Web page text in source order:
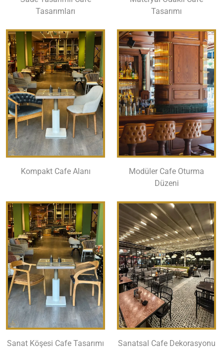
Tasarımları
Tasarımı
Kompakt Cafe Alanı
Modüler Cafe Oturma
Düzeni
Sanat Köşesi Cafe Tasarımı Sanatsal Cafe Dekorasyonu